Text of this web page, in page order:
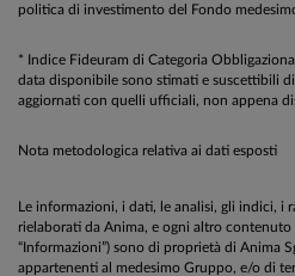
politica di investimento del Fondo
* Indice Fideuram di Categoria
data disponibile sono stimati e suscettibili
aggiornati con quelli ufficiali, non appena
Nota metodologica relativa ai dati esposti
Le informazioni, i dati, le analisi, gli indici, i
rielaborati da Anima, e ogni altro
“Informazioni”) sono di proprietà di Anima
appartenenti al medesimo Gruppo, e/o di